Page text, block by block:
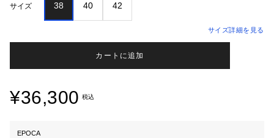
サイズ 38 40 42
サイズ詳細を見る
カートに追加
¥36,300 税込
EPOCA